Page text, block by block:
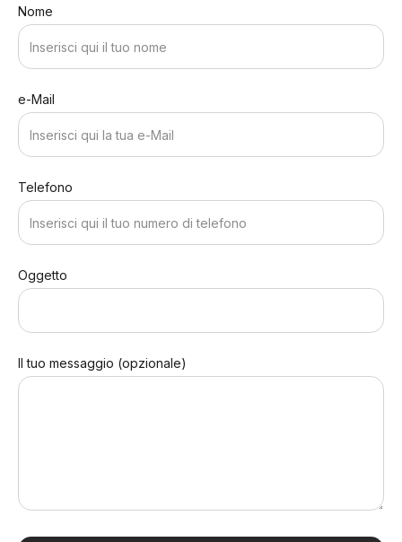
Nome
e-Mail
Telefono
Oggetto
Il tuo messaggio (opzionale)